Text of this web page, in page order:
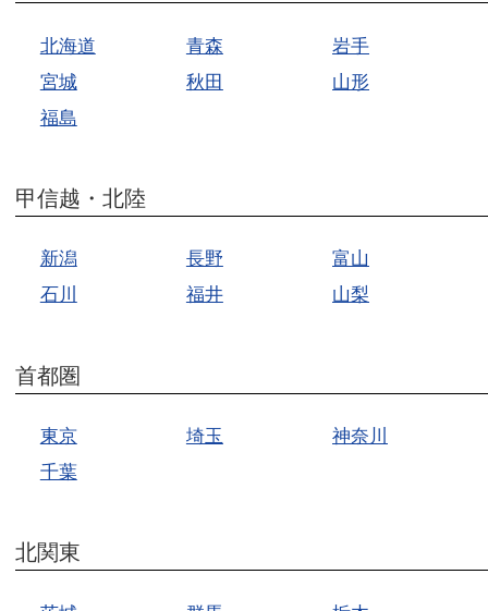
北海道 青森
岩手
宮城
秋田
山形
福島
甲信越・北陸
新潟 長野
富山
石川
福井 山梨
首都圏
東京 埼玉
神奈川
千葉
北関東